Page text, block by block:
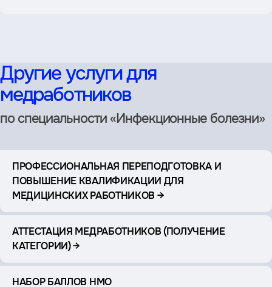
Другие услуги для
медработников
по специальности «Инфекционные болезни»
ПРОФЕССИОНАЛЬНАЯ ПЕРЕПОДГОТОВКА И
ПОВЫШЕНИЕ КВАЛИФИКАЦИИ ДЛЯ
МЕДИЦИНСКИХ РАБОТНИКОВ →
АТТЕСТАЦИЯ МЕДРАБОТНИКОВ (ПОЛУЧЕНИЕ
КАТЕГОРИИ) →
НАБОР БАЛЛОВ НМО